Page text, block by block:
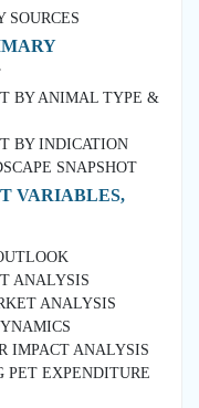
ANIMAL TYPE &
INDICATION
SNAPSHOT
VARIABLES,
ANALYSIS
ANALYSIS